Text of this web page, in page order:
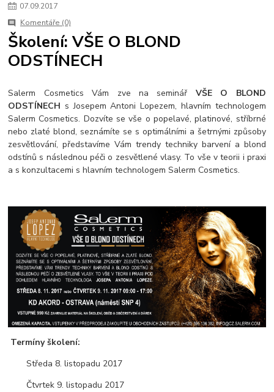
keratin shot
Barva na vlasy
Dětská kosmetika
Pro děti Brvení Inspirace
07.09.2017
Komentáře (0)
Školení: VŠE O BLOND
ODSTÍNECH
Salerm Cosmetics Vám zve na seminář VŠE O BLOND
ODSTÍNECH s Josepem Antoni Lopezem, hlavním technologem
Salerm Cosmetics. Dozvíte se vše o popelavé, platinové, stříbrné
nebo zlaté blond, seznámíte se s optimálními a šetrnými způsoby
zesvětlování, představíme Vám trendy techniky barvení a blond
odstínů s následnou péči o zesvětlené vlasy. To vše v teorii i praxi
a s konzultacemi s hlavním technologem Salerm Cosmetics.
Termíny školení:
Středa 8. listopadu 2017
Čtvrtek 9. listopadu 2017